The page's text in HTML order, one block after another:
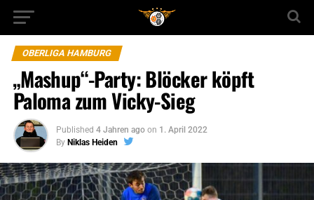
OBERLIGA HAMBURG
„Mashup“-Party: Blöcker köpft
Paloma zum Vicky-Sieg
Published 4 Jahren ago on 1. April 2022
By Niklas Heiden